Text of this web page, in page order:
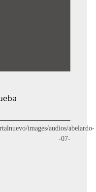
images/audios/abelardo-
corinto-09 -07-